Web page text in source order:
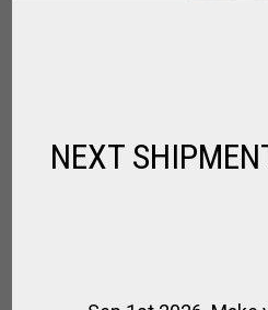
NEXT